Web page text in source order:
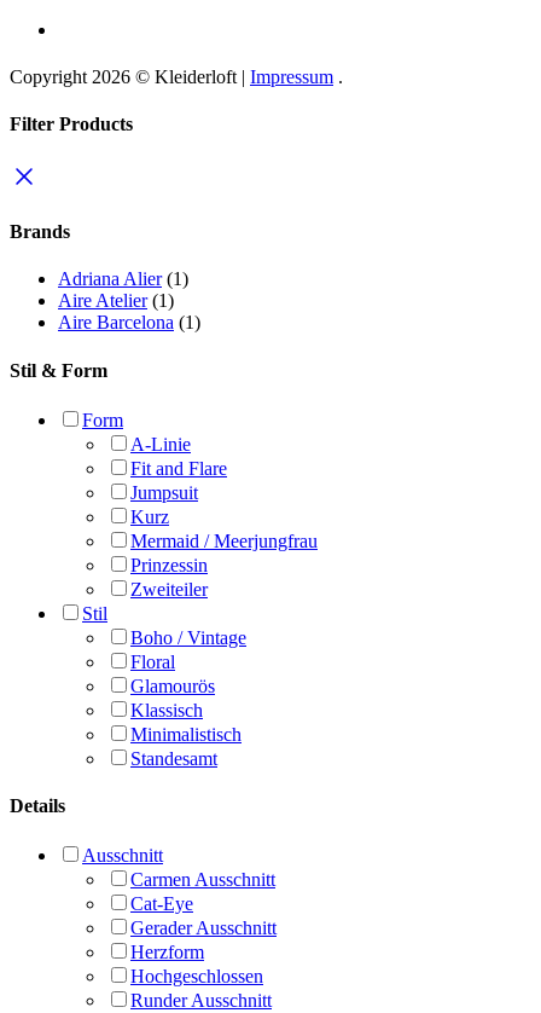
Copyright 2026 © Kleiderloft | Impressum .
Filter Products
Brands
Adriana Alier (1)
Aire Atelier (1)
Aire Barcelona (1)
Stil & Form
Form
A-Linie
Fit and Flare
Jumpsuit
Kurz
Mermaid / Meerjungfrau
Prinzessin
Zweiteiler
Stil
Boho / Vintage
Floral
Glamourös
Klassisch
Minimalistisch
Standesamt
Details
Ausschnitt
Carmen Ausschnitt
Cat-Eye
Gerader Ausschnitt
Herzform
Hochgeschlossen
Runder Ausschnitt